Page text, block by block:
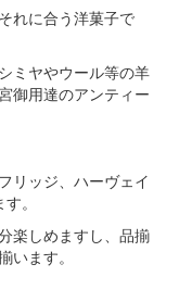
れに合う洋菓子で
ミヤやウール等の羊
御用達のアンティー
リッジ、ハーヴェイ
。
楽しめますし、品揃
ます。